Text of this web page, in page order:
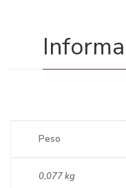
Peso
0,077 kg